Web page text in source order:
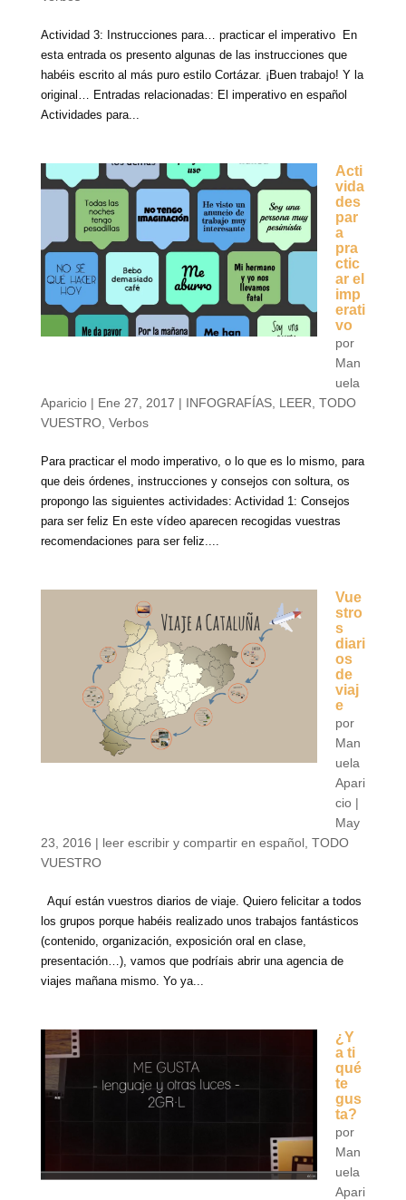
Actividad 3: Instrucciones para… practicar el imperativo En
esta entrada os presento algunas de las instrucciones que
habéis escrito al más puro estilo Cortázar. ¡Buen trabajo! Y la
original… Entradas relacionadas: El imperativo en español
Actividades para...
Acti
vida
des
par
a
pra
ctic
ar el
imp
erati
vo
por
Man
uela
Aparicio| Ene 27, 2017 | INFOGRAFÍAS, LEER TODO
VUESTRO, Verbos
Para practicar el modo imperativo, o lo que es lo mismo, para
que deis órdenes, instrucciones y consejos con soltura, os
propongo las siguientes actividades: Actividad 1: Consejos
para ser feliz En este vídeo aparecen recogidas vuestras
recomendaciones para ser feliz....
Vue
stro
s
diari
os
de
viaj
e
por
Man
uela
Apari
cio|
May
23, 2016 | leer escribir y compartir en español, TODO
VUESTRO
Aquí están vuestros diarios de viaje. Quiero felicitar a todos
los grupos porque habéis realizado unos trabajos fantásticos
(contenido, organización, exposición oral en clase,
presentación…), vamos que podríais abrir una agencia de
viajes mañana mismo. Yo ya...
¿Y
a ti
qué
te
gus
ta?
por
Man
uela
Apari